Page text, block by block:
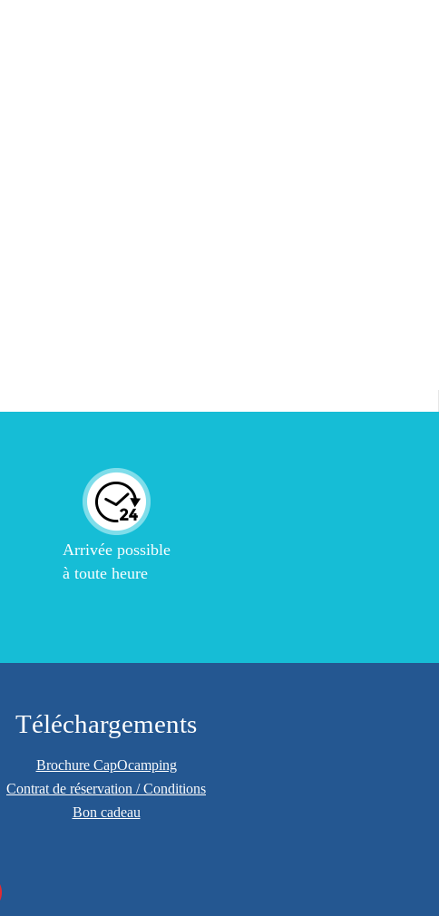
Arrivée possible
à toute heure
Téléchargements
Brochure CapOcamping
Contrat de réservation / Conditions
Bon cadeau